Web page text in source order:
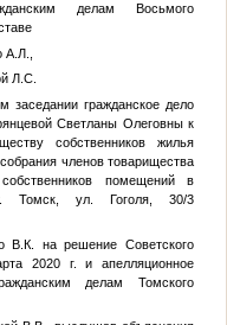
делам Восьмого
Л.С.
заседании гражданское дело
Светланы Олеговны к
собственников жилья
членов товарищества
помещений в
Томск, ул. Гоголя, 30/3
В.К. на решение Советского
2020 г. и апелляционное
делам Томского